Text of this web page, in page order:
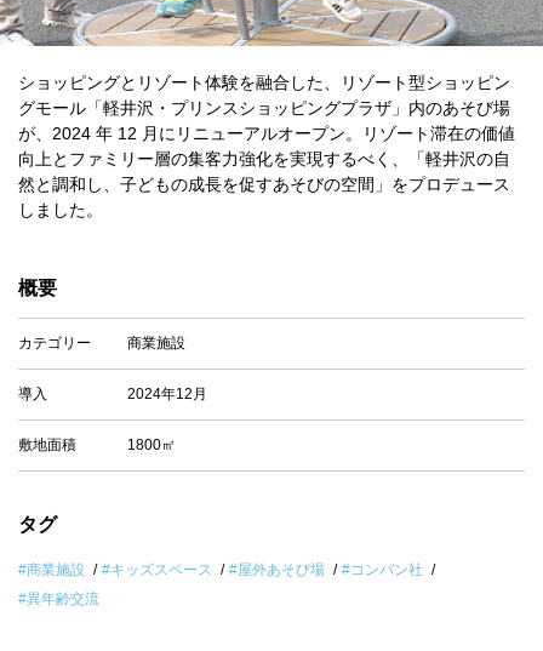
ショッピングとリゾート体験を融合した、リゾート型ショッピン
グモール「軽井沢・プリンスショッピングプラザ」内のあそび場
が、2024 年 12 月にリニューアルオープン。リゾート滞在の価値
向上とファミリー層の集客力強化を実現するべく、「軽井沢の自
然と調和し、子どもの成長を促すあそびの空間」をプロデュース
しました。
概要
カテゴリー 商業施設
導入 2024年12月
敷地面積 1800㎡
タグ
#商業施設 #キッズスペース #屋外あそび場
#コンパン社
#異年齢交流